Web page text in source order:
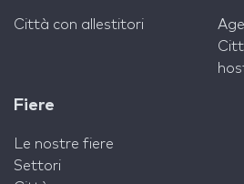
Città con allestitori
Fiere
Le nostre fiere
Settori